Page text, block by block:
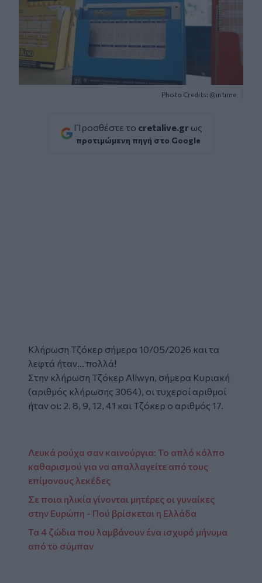
Photo Credits: @intime
Προσθέστε το cretalive.gr ως
προτιμώμενη πηγή στο Google
Κλήρωση Τζόκερ σήμερα 10/05/2026 και τα
λεφτά ήταν… πολλά!
Στην κλήρωση Τζόκερ Allwyn, σήμερα Κυριακή
(αριθμός κλήρωσης 3064), οι τυχεροί αριθμοί
ήταν οι: 2, 8, 9, 12, 41 και Τζόκερ ο αριθμός 17.
Λευκά ρούχα σαν καινούργια: Το απλό κόλπο
καθαρισμού για να απαλλαγείτε από τους
επίμονους λεκέδες
Σε ποια ηλικία γίνονται μητέρες οι γυναίκες
στην Ευρώπη - Πού βρίσκεται η Ελλάδα
Τα 4 ζώδια που λαμβάνουν ένα ισχυρό μήνυμα
από το σύμπαν